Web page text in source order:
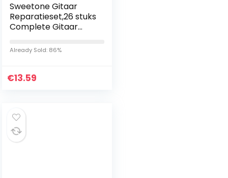
Sweetone Gitaar
Reparatieset,26 stuks
Complete Gitaar
Maintenance Kit voor
Gitaar Ukulele Bass…
Already Sold: 86%
€13.59